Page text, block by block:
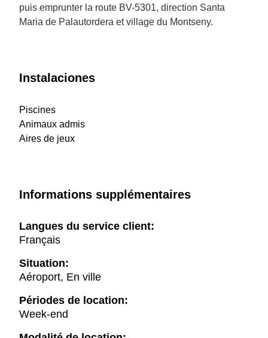
puis emprunter la route BV-5301, direction Santa
Maria de Palautordera et village du Montseny.
Instalaciones
Piscines
Animaux admis
Aires de jeux
Informations supplémentaires
Langues du service client:
Français
Situation:
Aéroport, En ville
Périodes de location:
Week-end